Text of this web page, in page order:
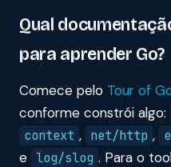
Qual
para aprender Go?
Comece pelo Tour of
conforme constrói algo:
context , net/http ,
e log/slog . Para o